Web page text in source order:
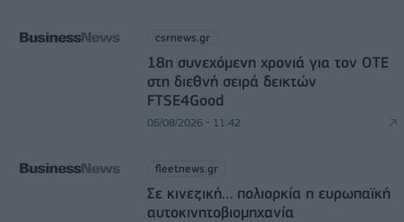
csrnews.gr
18η συνεχόμενη χρονιά για τον ΟΤΕ
στη διεθνή σειρά δεικτών
FTSE4Good
06/08/2026 - 11:42
fleetnews.gr
Σε κινεζική… πολιορκία η ευρωπαϊκή
αυτοκινητοβιομηχανία